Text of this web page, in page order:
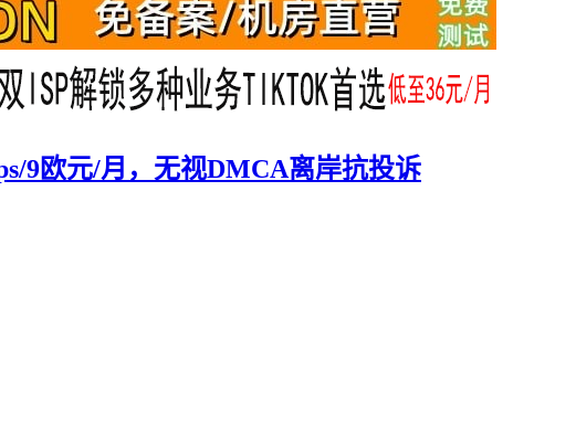
9欧元/月，无视DMCA离岸抗投诉